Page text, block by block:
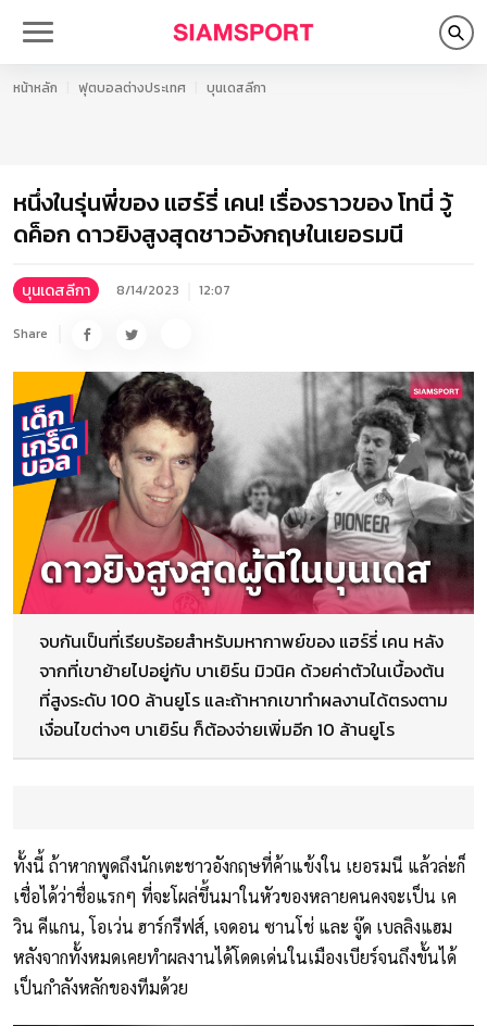
หน้าหลัก ฟุตบอลต่างประเทศ บุนเดสลีกา
หนึ่งในรุ่นพี่ของ แฮร์รี่ เคน! เรื่องราวของ โทนี่ วู้
ดค็อก ดาวยิงสูงสุดชาวอังกฤษในเยอรมนี
บุนเดสลีกา 8/14/2023 12:07
Share
จบกันเป็นที่เรียบร้อยสำหรับมหากาพย์ของ แฮร์รี่ เคน หลัง
จากที่เขาย้ายไปอยู่กับ บาเยิร์น มิวนิค ด้วยค่าตัวในเบื้องต้น
ที่สูงระดับ 100 ล้านยูโร และถ้าหากเขาทำผลงานได้ตรงตาม
เงื่อนไขต่างๆ บาเยิร์น ก็ต้องจ่ายเพิ่มอีก 10 ล้านยูโร
ทั้งนี้ ถ้าหากพูดถึงนักเตะชาวอังกฤษที่ค้าแข้งใน เยอรมนี แล้วล่ะก็
เชื่อได้ว่าชื่อแรกๆ ที่จะโผล่ขึ้นมาในหัวของหลายคนคงจะเป็น เค
วิน คีแกน, โอเว่น ฮาร์กรีฟส์, เจดอน ซานโช่ และ จู๊ด เบลลิงแฮม
หลังจากทั้งหมดเคยทำผลงานได้โดดเด่นในเมืองเบียร์จนถึงขั้นได้
เป็นกำลังหลักของทีมด้วย